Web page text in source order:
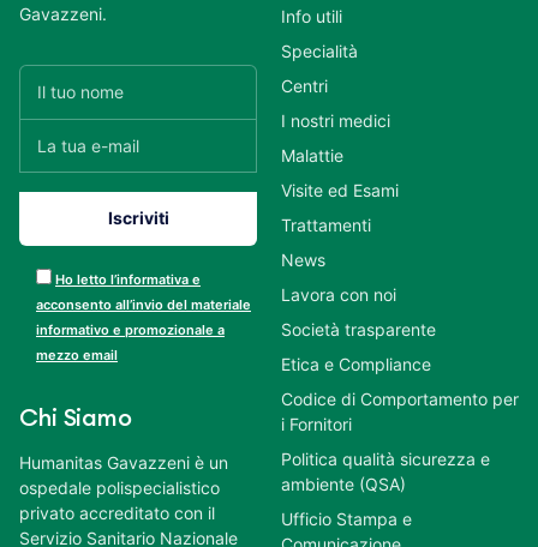
Gavazzeni.
Ho letto l’informativa e
acconsento all’invio del materiale
informativo e promozionale a
mezzo email
Chi Siamo
Humanitas Gavazzeni è un
ospedale polispecialistico
privato accreditato con il
Servizio Sanitario Nazionale
Info utili
Specialità
Centri
I nostri medici
Malattie
Visite ed Esami
Trattamenti
News
Lavora con noi
Società trasparente
Etica e Compliance
Codice di Comportamento per
i Fornitori
Politica qualità sicurezza e
ambiente (QSA)
Ufficio Stampa e